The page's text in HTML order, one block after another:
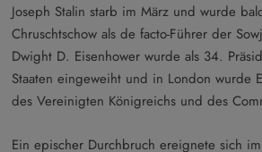
Joseph Stalin starb im März und wurde
Chruschtschow als de facto-Führer der
Dwight D. Eisenhower wurde als 34.
Staaten eingeweiht und in London wurde
des Vereinigten Königreichs und des
Ein epischer Durchbruch ereignete sich